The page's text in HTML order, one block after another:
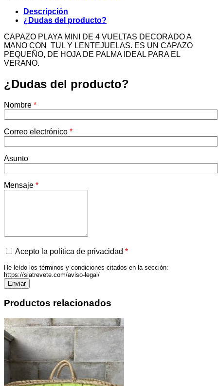
Descripción
¿Dudas del producto?
CAPAZO PLAYA MINI DE 4 VUELTAS DECORADO A
MANO CON TUL Y LENTEJUELAS. ES UN CAPAZO
PEQUEÑO, DE HOJA DE PALMA IDEAL PARA EL
VERANO.
¿Dudas del producto?
Nombre *
Correo electrónico *
Asunto
Mensaje *
Acepto la política de privacidad *
He leído los términos y condiciones citados en la sección:
https://siatrevete.com/aviso-legal/
Productos relacionados